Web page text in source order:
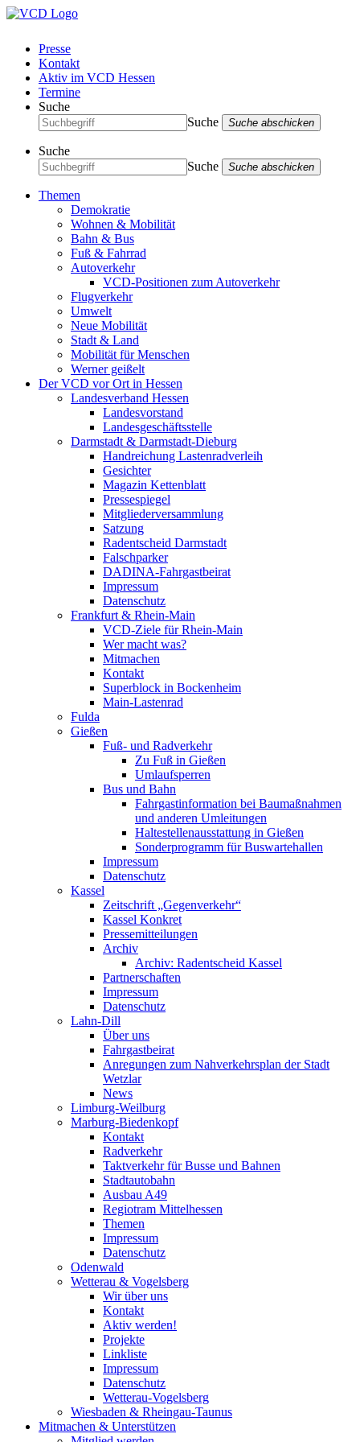
Presse
Kontakt
Aktiv im VCD Hessen
Termine
Suche
Suche
Suche abschicken
Suche
Suche
Suche abschicken
Themen
Demokratie
Wohnen & Mobilität
Bahn & Bus
Fuß & Fahrrad
Autoverkehr
VCD-Positionen zum Autoverkehr
Flugverkehr
Umwelt
Neue Mobilität
Stadt & Land
Mobilität für Menschen
Werner geißelt
Der VCD vor Ort in Hessen
Landesverband Hessen
Landesvorstand
Landesgeschäftsstelle
Darmstadt & Darmstadt-Dieburg
Handreichung Lastenradverleih
Gesichter
Magazin Kettenblatt
Pressespiegel
Mitgliederversammlung
Satzung
Radentscheid Darmstadt
Falschparker
DADINA-Fahrgastbeirat
Impressum
Datenschutz
Frankfurt & Rhein-Main
VCD-Ziele für Rhein-Main
Wer macht was?
Mitmachen
Kontakt
Superblock in Bockenheim
Main-Lastenrad
Fulda
Gießen
Fuß- und Radverkehr
Zu Fuß in Gießen
Umlaufsperren
Bus und Bahn
Fahrgastinformation bei Baumaßnahmen
und anderen Umleitungen
Haltestellenausstattung in Gießen
Sonderprogramm für Buswartehallen
Impressum
Datenschutz
Kassel
Zeitschrift „Gegenverkehr“
Kassel Konkret
Pressemitteilungen
Archiv
Archiv: Radentscheid Kassel
Partnerschaften
Impressum
Datenschutz
Lahn-Dill
Über uns
Fahrgastbeirat
Anregungen zum Nahverkehrsplan der Stadt
Wetzlar
News
Limburg-Weilburg
Marburg-Biedenkopf
Kontakt
Radverkehr
Taktverkehr für Busse und Bahnen
Stadtautobahn
Ausbau A49
Regiotram Mittelhessen
Themen
Impressum
Datenschutz
Odenwald
Wetterau & Vogelsberg
Wir über uns
Kontakt
Aktiv werden!
Projekte
Linkliste
Impressum
Datenschutz
Wetterau-Vogelsberg
Wiesbaden & Rheingau-Taunus
Mitmachen & Unterstützen